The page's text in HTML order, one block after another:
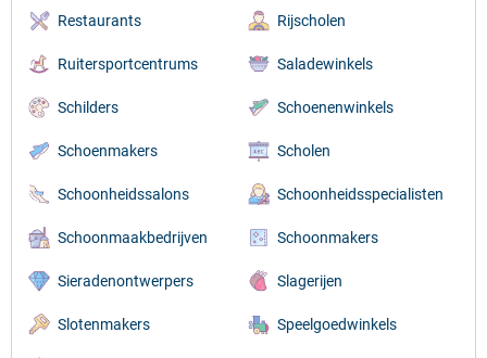
Restaurants Rijscholen
Ruitersportcentrums Saladewinkels
Schilders Schoenenwinkels
Schoenmakers Scholen
Schoonheidssalons Schoonheidsspecialisten
Schoonmaakbedrijven Schoonmakers
Sieradenontwerpers Slagerijen
Slotenmakers Speelgoedwinkels